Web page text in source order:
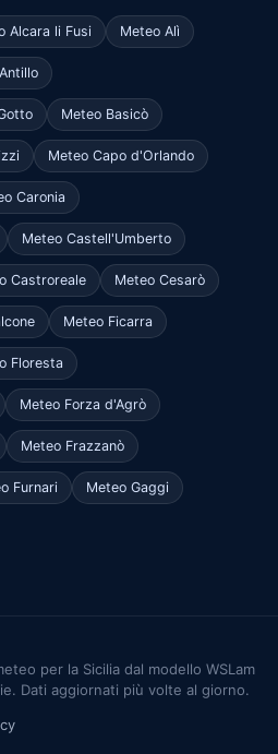
Alcara li Fusi Meteo Alì
Meteo Basicò
Meteo Capo d'Orlando
Caronia
Meteo Castell'Umberto
Castroreale Meteo Cesarò
Meteo Ficarra
Floresta
Meteo Forza d'Agrò
Meteo Frazzanò
Furnari Meteo Gaggi
per la Sicilia dal modello WSLam
Dati aggiornati più volte al giorno.